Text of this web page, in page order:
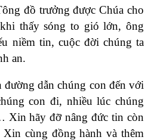
đồ trưởng được Chúa cho
thấy sóng to gió lớn, ông
niềm tin, cuộc đời chúng ta
an.
dẫn chúng con đến với
con đi, nhiều lúc chúng
Xin hãy đỡ nâng đức tin còn
cùng đồng hành và thêm